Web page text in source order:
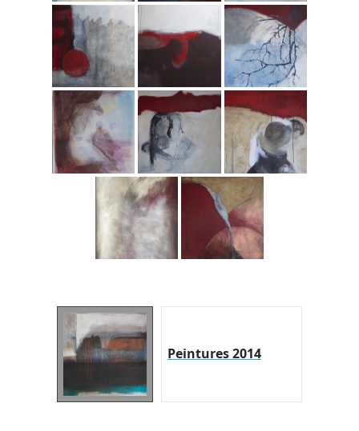
Peintures 2014